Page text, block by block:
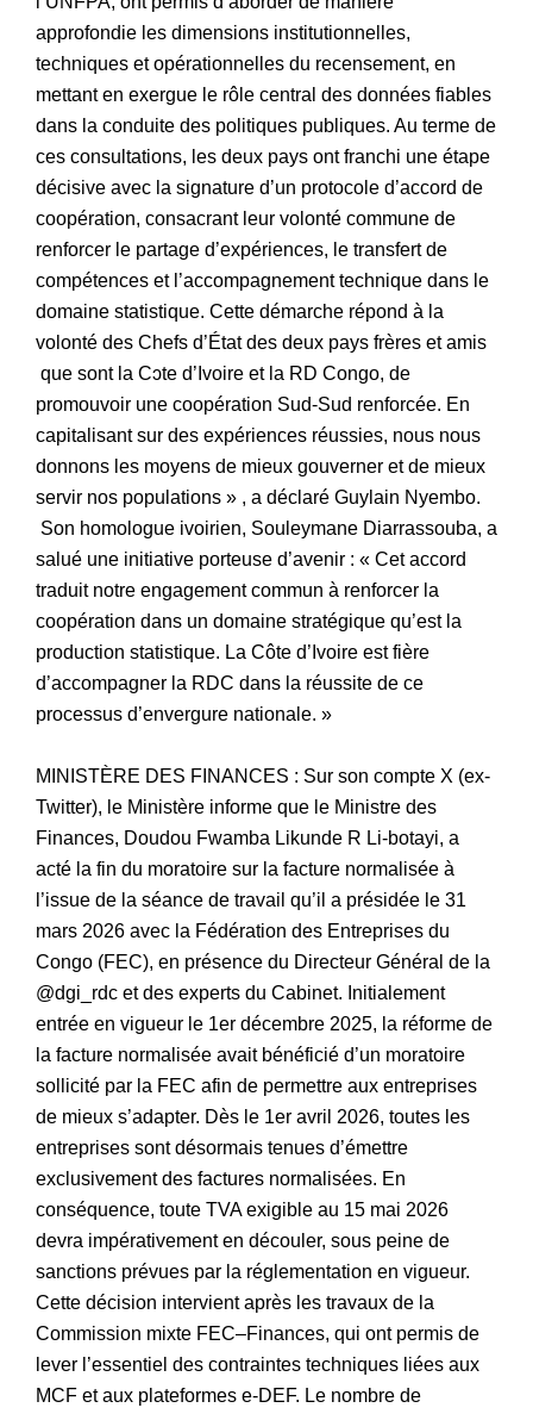
approfondie les dimensions institutionnelles,
techniques et opérationnelles du recensement, en
mettant en exergue le rôle central des données fiables
dans la conduite des politiques publiques. Au terme de
ces consultations, les deux pays ont franchi une étape
décisive avec la signature d’un protocole d’accord de
coopération, consacrant leur volonté commune de
renforcer le partage d’expériences, le transfert de
compétences et l’accompagnement technique dans le
domaine statistique. Cette démarche répond à la
volonté des Chefs d’État des deux pays frères et amis
que sont la Cɔte d’Ivoire et la RD Congo, de
promouvoir une coopération Sud-Sud renforcée. En
capitalisant sur des expériences réussies, nous nous
donnons les moyens de mieux gouverner et de mieux
servir nos populations » , a déclaré Guylain Nyembo.
Son homologue ivoirien, Souleymane Diarrassouba, a
salué une initiative porteuse d’avenir : « Cet accord
traduit notre engagement commun à renforcer la
coopération dans un domaine stratégique qu’est la
production statistique. La Côte d’Ivoire est fière
d’accompagner la RDC dans la réussite de ce
processus d’envergure nationale. »
MINISTÈRE DES FINANCES : Sur son compte X (ex-
Twitter), le Ministère informe que le Ministre des
Finances, Doudou Fwamba Likunde R Li-botayi, a
acté la fin du moratoire sur la facture normalisée à
l’issue de la séance de travail qu’il a présidée le 31
mars 2026 avec la Fédération des Entreprises du
Congo (FEC), en présence du Directeur Général de la
@dgi_rdc et des experts du Cabinet. Initialement
entrée en vigueur le 1er décembre 2025, la réforme de
la facture normalisée avait bénéficié d’un moratoire
sollicité par la FEC afin de permettre aux entreprises
de mieux s’adapter. Dès le 1er avril 2026, toutes les
entreprises sont désormais tenues d’émettre
exclusivement des factures normalisées. En
conséquence, toute TVA exigible au 15 mai 2026
devra impérativement en découler, sous peine de
sanctions prévues par la réglementation en vigueur.
Cette décision intervient après les travaux de la
Commission mixte FEC–Finances, qui ont permis de
lever l’essentiel des contraintes techniques liées aux
MCF et aux plateformes e-DEF. Le nombre de